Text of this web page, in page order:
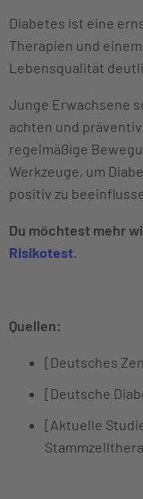
Diabetes ist eine
Therapien und
Lebensqualität
Junge Erwachsene
achten und
regelmäßige
Werkzeuge, um
positiv zu
Du möchtest mehr
Risikotest
Quellen:
[Deutsches
[Deutsche
[Aktuelle